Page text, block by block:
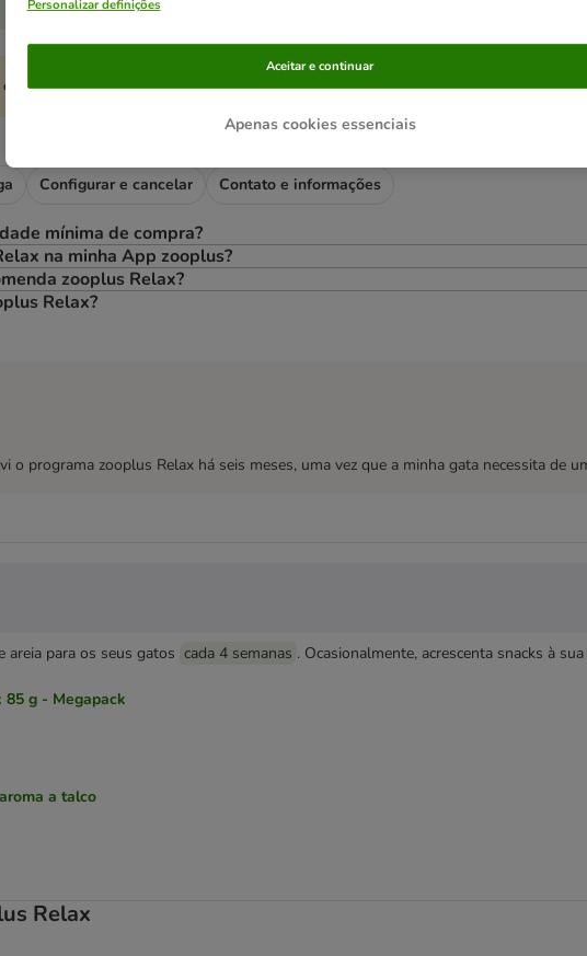
e 5% de desconto em todas as seguintes
Configurar e cancelar Contato e informações
mínima de compra?
na minha App zooplus?
zooplus Relax?
Relax?
o programa zooplus Relax há seis meses, uma vez que a minha gata necessita
areia para os seus gatos cada 4 semanas . Ocasionalmente, acrescenta snacks à
g - Megapack
a talco
Relax
Personalizar definições
Apenas cookies essenciais
Aceitar e continuar